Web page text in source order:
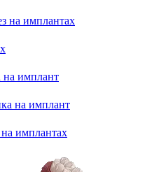
на имплантах
на имплант
на имплант
имплантах